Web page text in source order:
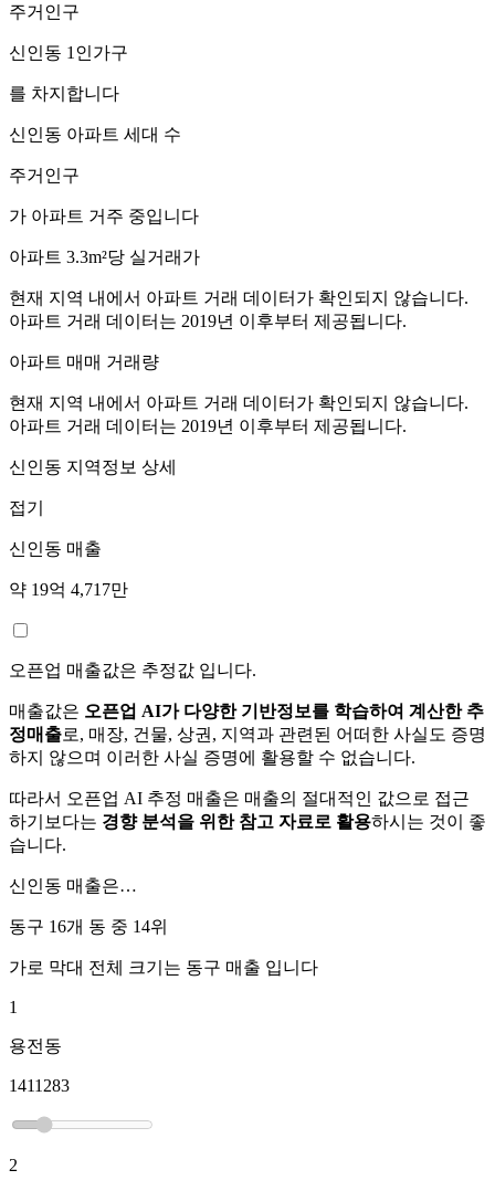
주거인구
신인동 1인가구
를 차지합니다
신인동 아파트 세대 수
주거인구
가 아파트 거주 중입니다
아파트 3.3m²당 실거래가
현재 지역 내에서 아파트 거래 데이터가 확인되지 않습니다.
아파트 거래 데이터는 2019년 이후부터 제공됩니다.
아파트 매매 거래량
현재 지역 내에서 아파트 거래 데이터가 확인되지 않습니다.
아파트 거래 데이터는 2019년 이후부터 제공됩니다.
신인동 지역정보 상세
접기
신인동 매출
약 19억 4,717만
오픈업 매출값은 추정값 입니다.
매출값은 오픈업 AI가 다양한 기반정보를 학습하여 계산한 추
정매출로, 매장, 건물, 상권, 지역과 관련된 어떠한 사실도 증명
하지 않으며 이러한 사실 증명에 활용할 수 없습니다.
따라서 오픈업 AI 추정 매출은 매출의 절대적인 값으로 접근
하기보다는 경향 분석을 위한 참고 자료로 활용하시는 것이 좋
습니다.
신인동 매출은…
동구 16개 동 중 14위
가로 막대 전체 크기는 동구 매출 입니다
1
용전동
1411283
2